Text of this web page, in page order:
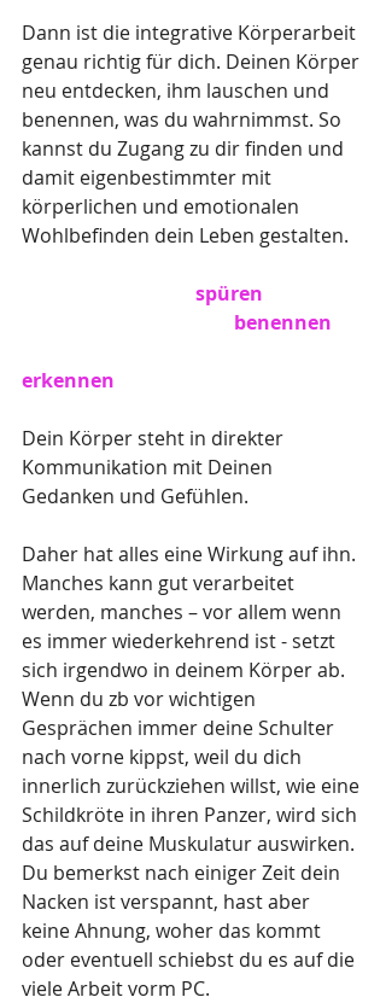
Dann ist die integrative Körperarbeit
genau richtig für dich. Deinen Körper
neu entdecken, ihm lauschen und
benennen, was du wahrnimmst. So
kannst du Zugang zu dir finden und
damit eigenbestimmter mit
körperlichen und emotionalen
Wohlbefinden dein Leben gestalten.
  spüren
                                            benennen
erkennen
Dein Körper steht in direkter
Kommunikation mit Deinen
Gedanken und Gefühlen.
Daher hat alles eine Wirkung auf ihn.
Manches kann gut verarbeitet
werden, manches – vor allem wenn
es immer wiederkehrend ist - setzt
sich irgendwo in deinem Körper ab.
Wenn du zb vor wichtigen
Gesprächen immer deine Schulter
nach vorne kippst, weil du dich
innerlich zurückziehen willst, wie eine
Schildkröte in ihren Panzer, wird sich
das auf deine Muskulatur auswirken.
Du bemerkst nach einiger Zeit dein
Nacken ist verspannt, hast aber
keine Ahnung, woher das kommt
oder eventuell schiebst du es auf die
viele Arbeit vorm PC.